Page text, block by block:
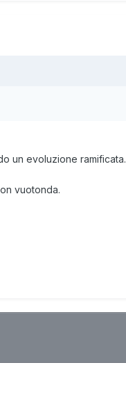
un evoluzione ramificata.
vuotonda.